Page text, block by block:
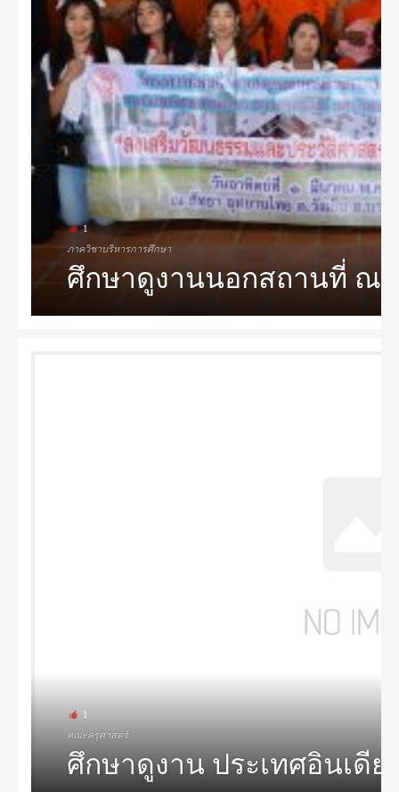
1
ภาควิชาบริหารการศึกษา
ศึกษาดูงานนอกสถานที่ ณ
1
คณะครุศาสตร์
ศึกษาดูงาน ประเทศอินเดีย